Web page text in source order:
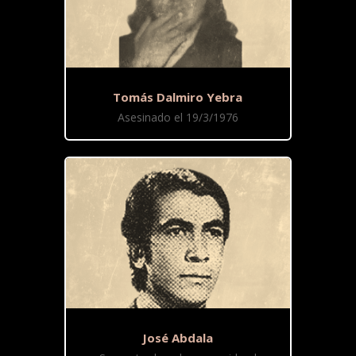
Tomás Dalmiro Yebra
Asesinado el 19/3/1976
José Abdala